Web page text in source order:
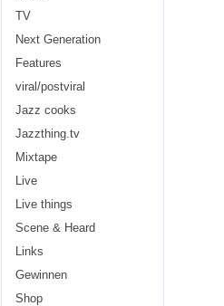
TV
Next Generation
Features
viral/postviral
Jazz cooks
Jazzthing.tv
Mixtape
Live
Live things
Scene & Heard
Links
Gewinnen
Shop